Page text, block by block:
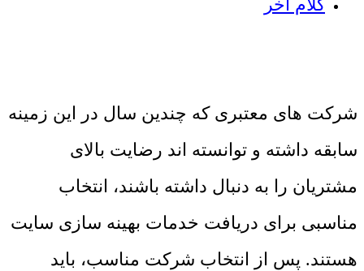
کلام آخر
شرکت های معتبری که چندین سال در این زمینه
سابقه داشته و توانسته اند رضایت بالای
مشتریان را به دنبال داشته باشند، انتخاب
مناسبی برای دریافت خدمات بهینه سازی سایت
هستند. پس از انتخاب شرکت مناسب، باید